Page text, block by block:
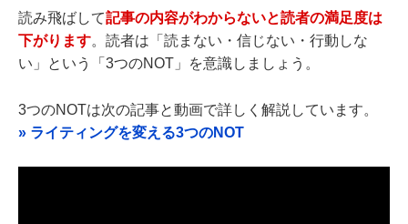
読み飛ばして記事の内容がわからないと読者の満足度は
下がります。読者は「読まない・信じない・行動しな
い」という「3つのNOT」を意識しましょう。
3つのNOTは次の記事と動画で詳しく解説しています。
» ライティングを変える3つのNOT